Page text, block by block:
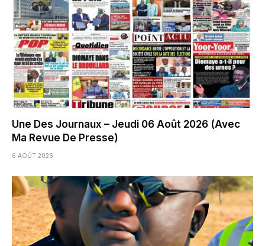
Une Des Journaux – Jeudi 06 Août 2026 (Avec
Ma Revue De Presse)
6 AOÛT 2026